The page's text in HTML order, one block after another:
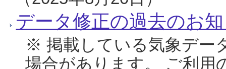
データ修正の過去のお
※ 掲載している気象デー
場合があります。 ご利用